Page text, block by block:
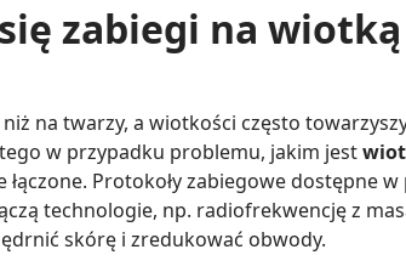
zabiegi na wiotką
na twarzy, a wiotkości często
w przypadku problemu, jakim jest
Protokoły zabiegowe dostępne
technologie, np. radiofrekwencję z
skórę i zredukować obwody.